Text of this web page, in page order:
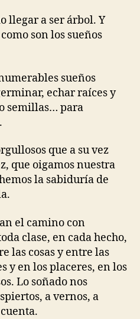
llegar a ser árbol. Y
son los sueños
sueños
echar raíces y
semillas… para
que a su vez
que oigamos nuestra
la sabiduría de
el camino con
clase, en cada hecho,
las cosas y entre las
y en los placeres, en los
Lo soñado nos
a vernos, a